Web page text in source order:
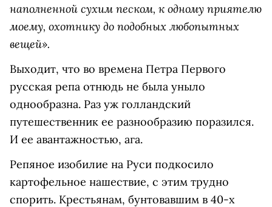
наполненной сухим песком, к одному приятелю
моему, охотнику до подобных любопытных
вещей».
Выходит, что во времена Петра Первого
русская репа отнюдь не была уныло
однообразна. Раз уж голландский
путешественник ее разнообразию поразился.
И ее авантажностью, ага.
Репяное изобилие на Руси подкосило
картофельное нашествие, с этим трудно
спорить. Крестьянам, бунтовавшим в 40-х